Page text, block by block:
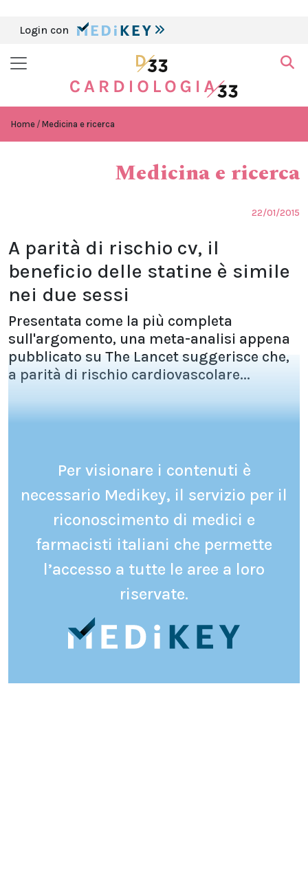
Login con
Home Medicina e ricerca
Medicina e ricerca
22/01/2015
A parità di rischio cv, il
beneficio delle statine è simile
nei due sessi
Presentata come la più completa
sull'argomento, una meta-analisi appena
pubblicato su The Lancet suggerisce che,
a parità di rischio cardiovascolare...
Per visionare i contenuti è
necessario Medikey, il servizio per il
riconoscimento di medici e
farmacisti italiani che permette
l’accesso a tutte le aree a loro
riservate.